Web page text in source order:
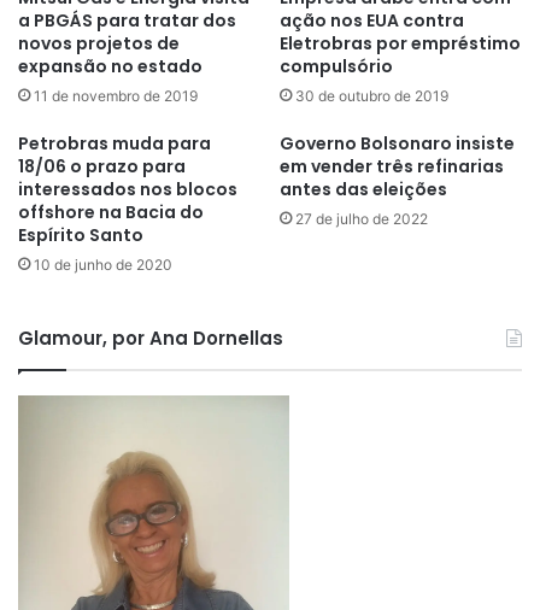
a PBGÁS para tratar dos
novos projetos de
expansão no estado
11 de novembro de 2019
ação nos EUA contra
Eletrobras por empréstimo
compulsório
30 de outubro de 2019
Petrobras muda para
18/06 o prazo para
interessados nos blocos
offshore na Bacia do
Espírito Santo
10 de junho de 2020
Governo Bolsonaro insiste
em vender três refinarias
antes das eleições
27 de julho de 2022
Glamour, por Ana Dornellas